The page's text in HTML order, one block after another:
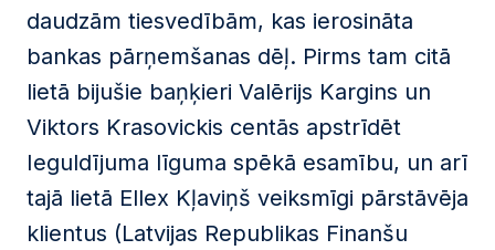
daudzām tiesvedībām, kas ierosināta
bankas pārņemšanas dēļ. Pirms tam citā
lietā bijušie baņķieri Valērijs Kargins un
Viktors Krasovickis centās apstrīdēt
Ieguldījuma līguma spēkā esamību, un arī
tajā lietā Ellex Kļaviņš veiksmīgi pārstāvēja
klientus (Latvijas Republikas Finanšu